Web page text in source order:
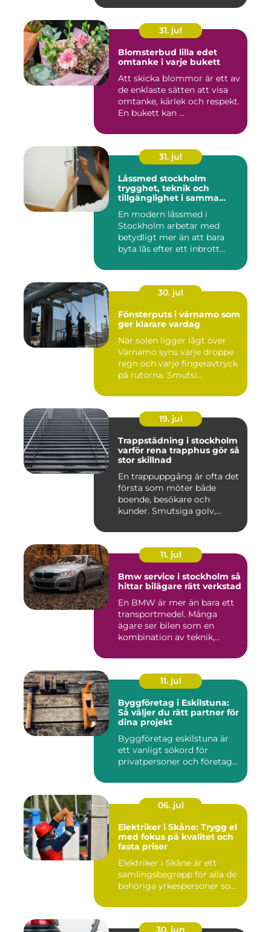
31. jul
Blomsterbud lilla edet
omtanke i varje bukett
Att skicka blommor är ett av
de enklaste sätten att visa
omtanke, kärlek och respekt.
En bukett kan ...
31. jul
Låssmed stockholm
trygghet, teknik och
tillgänglighet i samma
En modern låssmed i
Stockholm arbetar med
betydligt mer än att bara
byta lås efter ett inbrott
30. jul
Fönsterputs i värnamo som
ger klarare vardag
När solen ligger lågt över
Värnamo syns varje droppe
regn och varje fingeravtryck
på rutorna. Smutsi...
19. jul
Trappstädning i stockholm
varför rena trapphus gör så
stor skillnad
En trappuppgång är ofta det
första som möter både
boende, besökare och
kunder. Smutsiga golv,
11. jul
Bmw service i stockholm så
hittar bilägare rätt verkstad
En BMW är mer än bara ett
transportmedel. Många
ägare ser bilen som en
kombination av teknik,
11. jul
Byggföretag i Eskilstuna:
Så väljer du rätt partner för
dina projekt
Byggföretag eskilstuna är
ett vanligt sökord för
privatpersoner och företag...
06. jul
Elektriker i Skåne: Trygg el
med fokus på kvalitet och
fasta priser
Elektriker i Skåne är ett
samlingsbegrepp för alla de
behöriga yrkespersoner so...
30. jun